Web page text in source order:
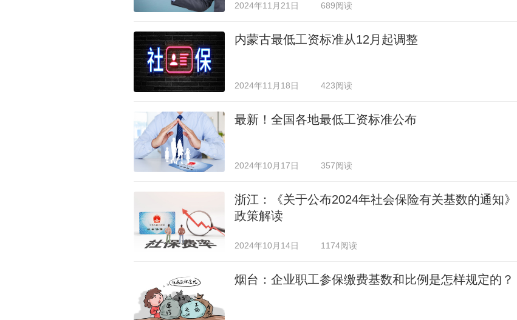
2024年11月21日 689阅读
内蒙古最低工资标准从12月起调整
2024年11月18日 423阅读
最新！全国各地最低工资标准公布
2024年10月17日 357阅读
浙江：《关于公布2024年社会保险有关基数的通知》
政策解读
2024年10月14日 1174阅读
烟台：企业职工参保缴费基数和比例是怎样规定的？